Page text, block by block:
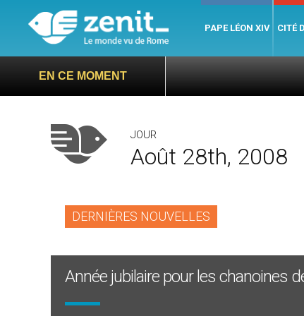
PAPE LÉON XIV CITÉ
EN CE MOMENT
JOUR
Août 28th, 2008
DERNIÈRES NOUVELLES
Année jubilaire pour les chanoines